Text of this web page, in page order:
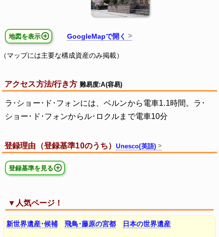
地図を表示 GoogleMapで開く
（マップには主要な構成資産のみ掲載）
アクセス方法/行き方 難易度:A(容易)
ラ･ショー･ド･フォンには、ベルンから電車1.1時間。ラ･
ショー･ド･フォンからル･ロクルまで電車10分
登録理由（登録基準10のうち）Unesco(英語)
登録基準を見る
▼人気ページ！
新世界遺産･候補 飛鳥･藤原の宮都 日本の世界遺産